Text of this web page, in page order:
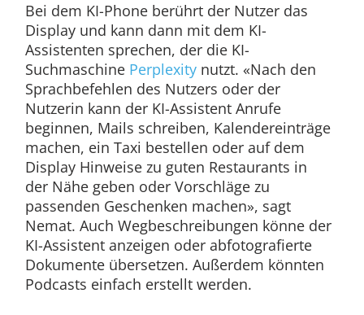
Bei dem KI-Phone berührt der Nutzer das
Display und kann dann mit dem KI-
Assistenten sprechen, der die KI-
Suchmaschine Perplexitynutzt. «Nach den
Sprachbefehlen des Nutzers oder der
Nutzerin kann der KI-Assistent Anrufe
beginnen, Mails schreiben, Kalendereinträge
machen, ein Taxi bestellen oder auf dem
Display Hinweise zu guten Restaurants in
der Nähe geben oder Vorschläge zu
passenden Geschenken machen», sagt
Nemat. Auch Wegbeschreibungen könne der
KI-Assistent anzeigen oder abfotografierte
Dokumente übersetzen. Außerdem könnten
Podcasts einfach erstellt werden.